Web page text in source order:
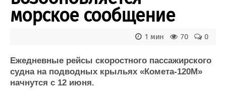
Яхты и катера
Еще
Пульс
Новости
Компании
Доска объявлений
Продажа флота
морское сообщение
0
70
1 мин
Ежедневные рейсы скоростного пассажирского
судна на подводных крыльях «Комета-120М»
начнутся с 12 июня.